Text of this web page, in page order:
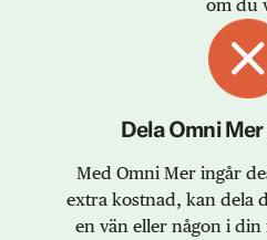
om du
Dela Omni
Med Omni Mer ingår
extra kostnad, kan dela
en vän eller någon i